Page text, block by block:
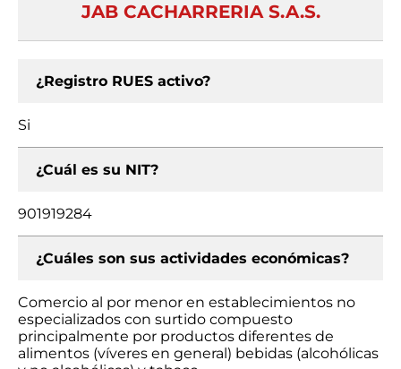
JAB CACHARRERIA S.A.S.
¿Registro RUES activo?
Si
¿Cuál es su NIT?
901919284
¿Cuáles son sus actividades económicas?
Comercio al por menor en establecimientos no
especializados con surtido compuesto
principalmente por productos diferentes de
alimentos (víveres en general) bebidas (alcohólicas